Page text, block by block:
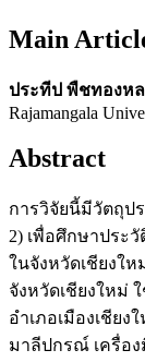
Main
ประทีป พืชทองห
Rajamangala
Abstract
การวิจัยนี้มีวัตถุป
2) เพื่อศึกษาประ
ในจังหวัดเชียงใ
จังหวัดเชียงใหม่
อำเภอเมืองเชีย
มาลีปกรณ์ เครื่อ